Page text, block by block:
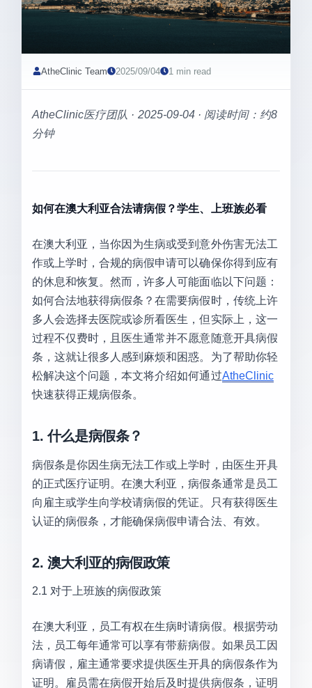
AtheClinic Team 2025/09/04 1 min read
AtheClinic医疗团队 · 2025-09-04 · 阅读时间：约8
分钟
如何在澳大利亚合法请病假？学生、上班族必看
在澳大利亚，当你因为生病或受到意外伤害无法工
作或上学时，合规的病假申请可以确保你得到应有
的休息和恢复。然而，许多人可能面临以下问题：
如何合法地获得病假条？在需要病假时，传统上许
多人会选择去医院或诊所看医生，但实际上，这一
过程不仅费时，且医生通常并不愿意随意开具病假
条，这就让很多人感到麻烦和困惑。为了帮助你轻
松解决这个问题，本文将介绍如何通过AtheClinic
快速获得正规病假条。
1. 什么是病假条？
病假条是你因生病无法工作或上学时，由医生开具
的正式医疗证明。在澳大利亚，病假条通常是员工
向雇主或学生向学校请病假的凭证。只有获得医生
认证的病假条，才能确保病假申请合法、有效。
2. 澳大利亚的病假政策
2.1 对于上班族的病假政策
在澳大利亚，员工有权在生病时请病假。根据劳动
法，员工每年通常可以享有带薪病假。如果员工因
病请假，雇主通常要求提供医生开具的病假条作为
证明。雇员需在病假开始后及时提供病假条，证明